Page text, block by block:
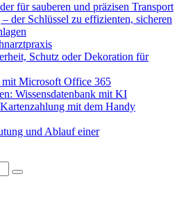
für sauberen und präzisen Transport
der Schlüssel zu effizienten, sicheren
Schutz oder Dekoration für
mit Microsoft Office 365
Wissensdatenbank mit KI
mit dem Handy
und Ablauf einer